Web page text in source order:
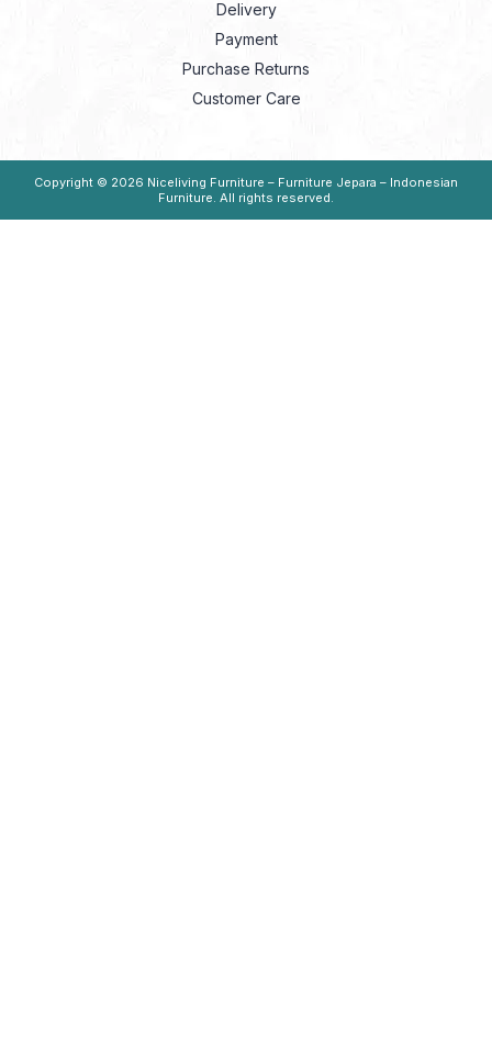
Delivery
Payment
Purchase Returns
Customer Care
Copyright © 2026 Niceliving Furniture – Furniture Jepara – Indonesian
Furniture. All rights reserved.